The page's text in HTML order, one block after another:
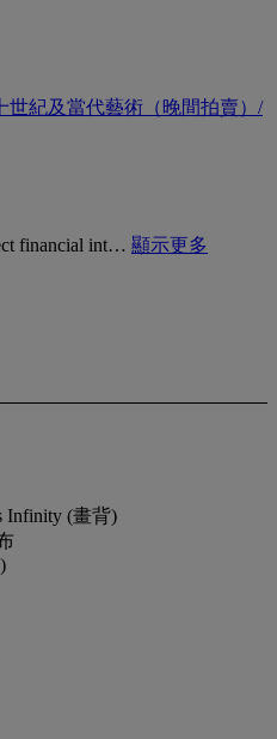
世紀及當代藝術（晚間拍賣）/
financial int… 顯示更多
Infinity (畫背)